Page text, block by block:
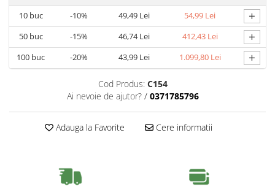
10buc -10% 49,49 Lei 54,99 Lei +
50buc -15% 46,74 Lei 412,43 Lei +
100 buc -20% 43,99 Lei 1.099,80 Lei +
Cod Produs: C154
Ai nevoie de ajutor? / 0371785796
Adauga la Favorite Cere informatii